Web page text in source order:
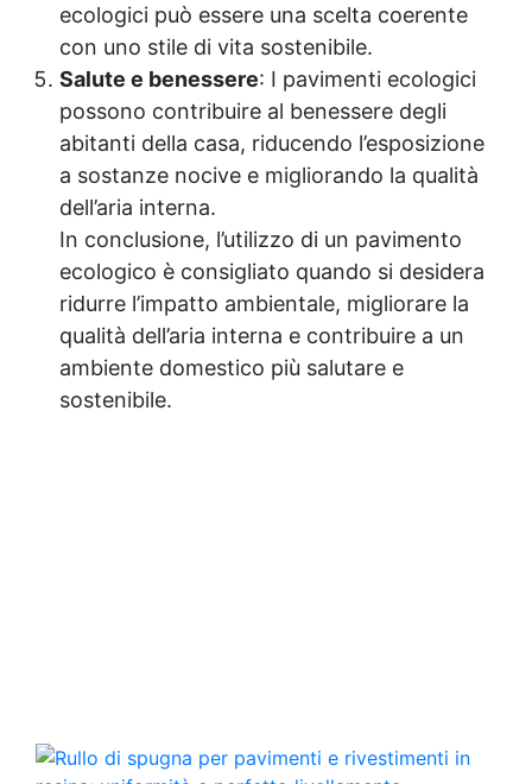
ecologici può essere una scelta coerente
con uno stile di vita sostenibile.
Salute e benessere: I pavimenti ecologici
possono contribuire al benessere degli
abitanti della casa, riducendo l’esposizione
a sostanze nocive e migliorando la qualità
dell’aria interna.
In conclusione, l’utilizzo di un pavimento
ecologico è consigliato quando si desidera
ridurre l’impatto ambientale, migliorare la
qualità dell’aria interna e contribuire a un
ambiente domestico più salutare e
sostenibile.